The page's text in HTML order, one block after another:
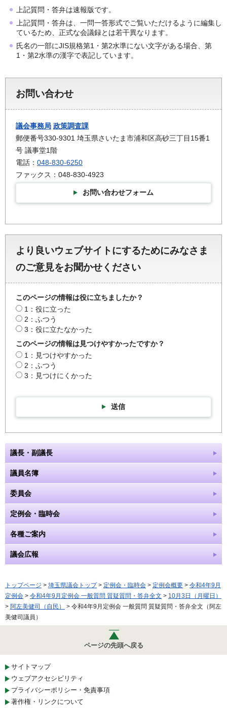
上記質問・答弁は速報版です。
上記質問・答弁は、一問一答形式でご覧いただけるように編集し
ているため、正式な会議録とは若干異なります。
氏名の一部にJIS規格第1・第2水準にない文字がある場合、第
1・第2水準の漢字で表記しています。
お問い合わせ
議会事務局 政策調査課
郵便番号330-9301 埼玉県さいたま市浦和区高砂三丁目15番1
号 議事堂1階
電話： 048-830-6250
ファックス：048-830-4923
お問い合わせフォーム
より良いウェブサイトにするためにみなさま
のご意見をお聞かせください
このページの情報は役に立ちましたか？
1：役に立った
2：ふつう
3：役に立たなかった
このページの情報は見つけやすかったですか？
1：見つけやすかった
2：ふつう
3：見つけにくかった
送信
議長・副議長
議員名簿
委員会
定例会・臨時会
各種ご案内
議会広報
トップページ > 埼玉県議会トップ> 定例会・臨時会 > 定例会概要 > 令和4年9月
定例会 > 令和4年9月定例会 一般質問 質疑質問・答弁全文 > 10月3日（月曜日）
> 阿左美健司（自民）
> 令和4年9月定例会 一般質問 質疑質問・答弁全文（阿左
美健司議員）
ページの先頭へ戻る
サイトマップ
ウェブアクセシビリティ
プライバシーポリシー・免責事項
著作権・リンクについて